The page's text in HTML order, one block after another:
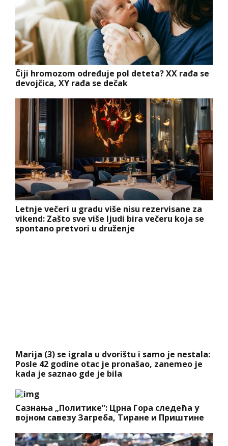
Čiji hromozom određuje pol deteta? XX rađa se
devojčica, XY rađa se dečak
Letnje večeri u gradu više nisu rezervisane za
vikend: Zašto sve više ljudi bira večeru koja se
spontano pretvori u druženje
Marija (3) se igrala u dvorištu i samo je nestala:
Posle 42 godine otac je pronašao, zanemeo je
kada je saznao gde je bila
Сазнања „Политике”: Црна Гора следећа у
војном савезу Загреба, Тиране и Приштине